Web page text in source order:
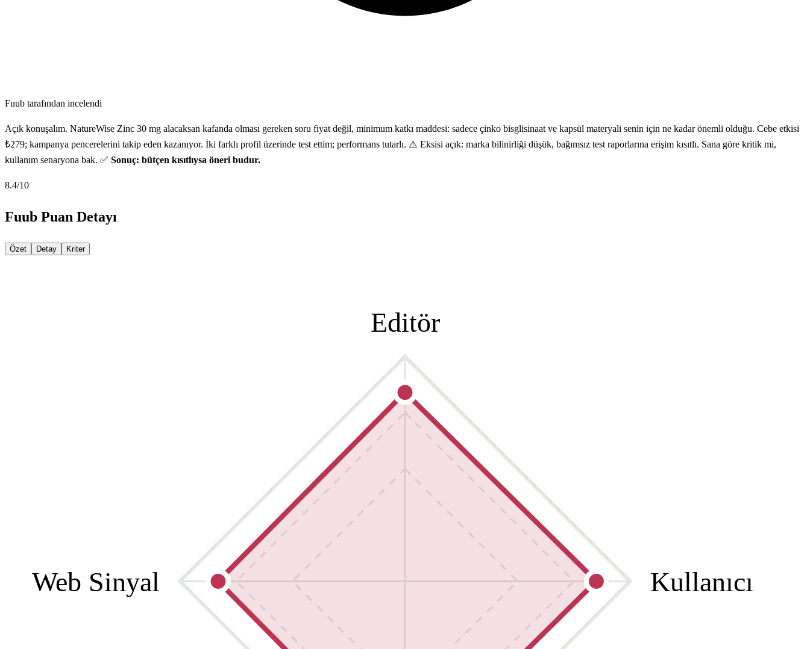
Fuub tarafından incelendi
Açık konuşalım. NatureWise Zinc 30 mg alacaksan kafanda olması gereken soru fiyat değil, minimum katkı maddesi: sadece çinko bisglisinaat ve kapsül materyali senin için ne kadar önemli olduğu. Cebe etkisi
₺279; kampanya pencerelerini takip eden kazanıyor. İki farklı profil üzerinde test ettim; performans tutarlı. ⚠️ Eksisi açık: marka bilinirliği düşük, bağımsız test raporlarına erişim kısıtlı. Sana göre kritik mi,
kullanım senaryona bak. ✅ Sonuç: bütçen kısıtlıysa öneri budur.
8.4/10
Fuub Puan Detayı
Özet Detay Kriter
Editör
Kullanıcı
Web Sinyal